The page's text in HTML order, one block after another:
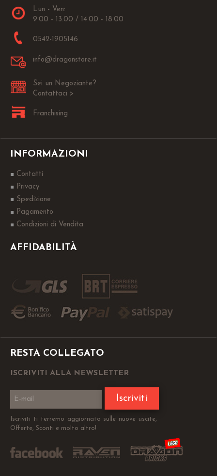
Lun - Ven:
9.00 - 13.00 / 14.00 - 18.00
0542-1905146
info@dragonstore.it
Sei un Negoziante?
Contattaci >
Franchising
INFORMAZIONI
Contatti
Privacy
Spedizione
Pagamento
Condizioni di Vendita
AFFIDABILITÀ
RESTA COLLEGATO
ISCRIVITI ALLA NEWSLETTER
Iscriviti
Iscriviti ti terremo aggiornato sulle nuove uscite,
Offerte, Sconti e molto altro!